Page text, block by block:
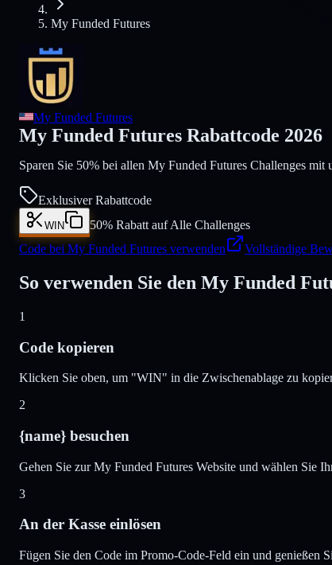
My Funded Futures
My Funded Futures
My Funded Futures Rabattcode 2026
Sparen Sie 50% bei allen My Funded Futures Challenges
Exklusiver Rabattcode
WIN
50% Rabatt auf Alle Challenges
Code bei My Funded Futures verwenden
Vollständige
So verwenden Sie den My Funded
1
Code kopieren
Klicken Sie oben, um "WIN" in die Zwischenablage zu
2
{name} besuchen
Gehen Sie zur My Funded Futures Website und wählen Sie
3
An der Kasse einlösen
Fügen Sie den Code im Promo-Code-Feld ein und genießen